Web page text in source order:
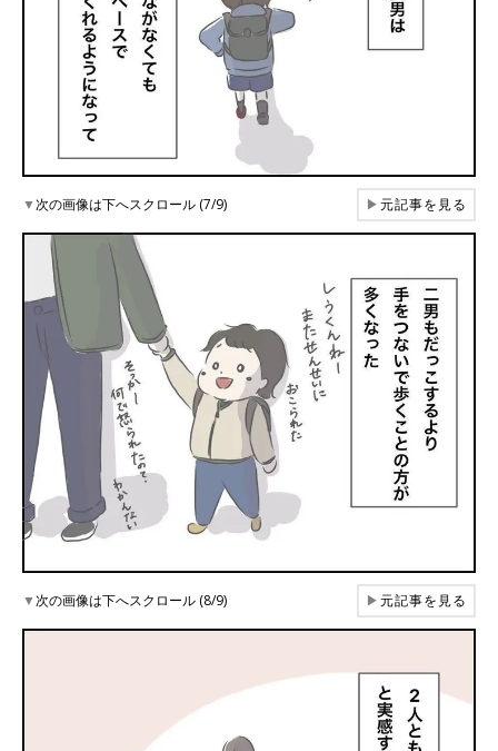
▼次の画像は下へスクロール (7/9) ▶元記事を見る
▼次の画像は下へスクロール (8/9) ▶元記事を見る